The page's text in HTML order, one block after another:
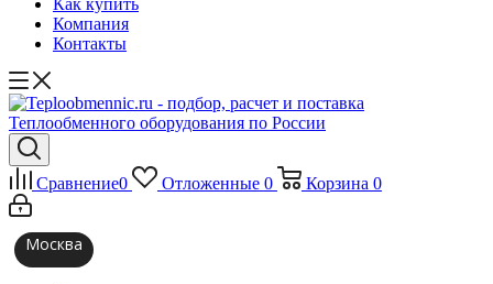
Как купить
Компания
Контакты
Сравнение0 Отложенные 0 Корзина 0
Москва